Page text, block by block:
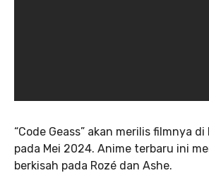
“Code Geass” akan merilis filmnya
pada Mei 2024. Anime terbaru ini
berkisah pada Rozé dan Ashe.